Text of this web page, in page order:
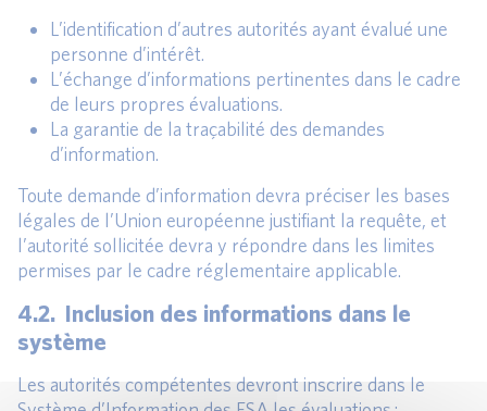
L’identification d’autres autorités ayant évalué une
personne d’intérêt.
L’échange d’informations pertinentes dans le cadre
de leurs propres évaluations.
La garantie de la traçabilité des demandes
d’information.
Toute demande d’information devra préciser les bases
légales de l’Union européenne justifiant la requête, et
l’autorité sollicitée devra y répondre dans les limites
permises par le cadre réglementaire applicable.
4.2. Inclusion des informations dans le
système
Les autorités compétentes devront inscrire dans le